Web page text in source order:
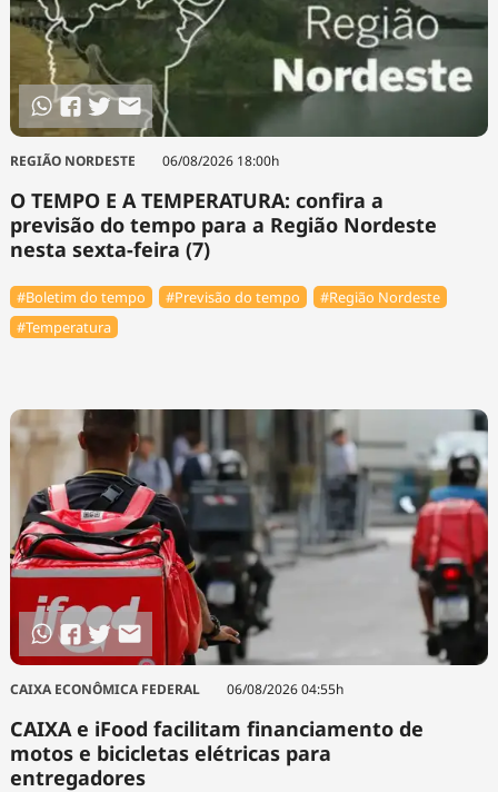
REGIÃO NORDESTE 06/08/2026 18:00h
O TEMPO E A TEMPERATURA: confira a
previsão do tempo para a Região Nordeste
nesta sexta-feira (7)
#Boletim do tempo #Previsão do tempo
#Região Nordeste
#Temperatura
CAIXA ECONÔMICA FEDERAL 06/08/2026 04:55h
CAIXA e iFood facilitam financiamento de
motos e bicicletas elétricas para
entregadores